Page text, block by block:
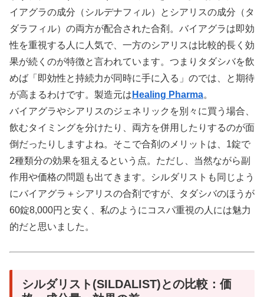
イアグラの成分（シルデナフィル）とシアリスの成分（タ
ダラフィル）の両方が配合された合剤。バイアグラは即効
性を重視する人に人気で、一方のシアリスは比較的長く効
果が続くのが特徴と言われています。つまりタダシバを飲
めば「即効性と持続力が同時に手に入る」のでは、と期待
が高まるわけです。製造元は Healing Pharma。
バイアグラやシアリスのジェネリックを別々に買う場合、
飲むタイミングを分けたり、両方を併用したりするのが面
倒だったりしますよね。そこで合剤のメリットは、1錠で
2種類分の効果を狙えるという点。ただし、当然ながら副
作用や価格の問題も出てきます。シルダリストも同じよう
にバイアグラ＋シアリスの合剤ですが、タダシバのほうが
60錠8,000円と安く、私のようにコスパ重視の人には魅力
的だと思いました。
シルダリスト(SILDALIST)との比較：価